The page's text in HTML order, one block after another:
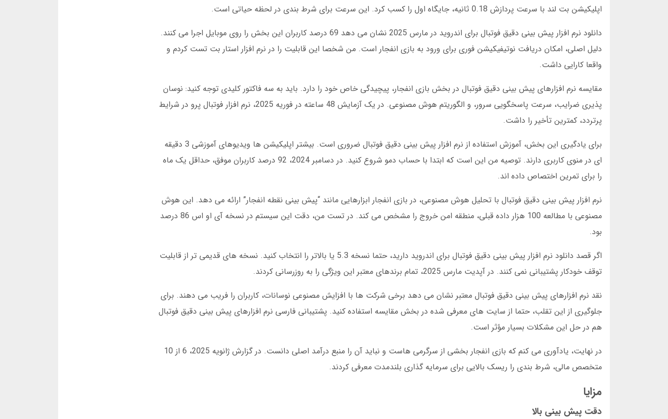
اپلیکیشن بت لند با سرعت پردازش 0.18 ثانیه، جایگاه اول را کسب کرد. این سرعت برای شرط بندی در لحظه حیاتی است.
دانلود نرم افزار پیش بینی دقیق فوتبال برای اندروید در مارس 2025 نشان می دهد 69 درصد کاربران این بخش را روی موبایل اجرا می کنند.
دلیل اصلی، امکان دریافت نوتیفیکیشن فوری برای ورود به بازی انفجار است. من شخصا این قابلیت را در نرم افزار استار بت تست کردم و
واقعا کارایی داشت.
مقایسه نرم افزارهای پیش بینی دقیق فوتبال در بخش بازی انفجار، پیچیدگی خاص خود را دارد. باید به سه فاکتور کلیدی توجه کنید: نوسان
پذیری ضرایب، سرعت پاسخگویی سرور، و الگوریتم هوش مصنوعی. در یک آزمایش 48 ساعته در فوریه 2025، نرم افزار فوتبال پرو در شرایط
پرتردد، کمترین تأخیر را داشت.
برای یادگیری این بخش، آموزش استفاده از نرم افزار پیش بینی دقیق فوتبال ضروری است. بیشتر اپلیکیشن ها ویدیوهای آموزشی 3 دقیقه
ای در منوی کاربری دارند. توصیه من این است که ابتدا با حساب دمو شروع کنید. در دسامبر 2024، 92 درصد کاربران موفق، حداقل یک ماه
را برای تمرین اختصاص داده اند.
نرم افزار پیش بینی دقیق فوتبال با تحلیل هوش مصنوعی، در بازی انفجار ابزارهایی مانند “پیش بینی نقطه انفجار” ارائه می دهد. این هوش
مصنوعی با مطالعه 100 هزار داده قبلی، منطقه امن خروج را مشخص می کند. در تست من، دقت این سیستم در نسخه آی او اس 86 درصد
بود.
اگر قصد دانلود نرم افزار پیش بینی دقیق فوتبال برای اندروید دارید، حتما نسخه 5.3 یا بالاتر را انتخاب کنید. نسخه های قدیمی تر از قابلیت
توقف خودکار پشتیبانی نمی کنند. در آپدیت مارس 2025، تمام برندهای معتبر این ویژگی را به روزرسانی کردند.
نقد نرم افزارهای پیش بینی دقیق فوتبال معتبر نشان می دهد برخی شرکت ها با افزایش مصنوعی نوسانات، کاربران را فریب می دهند. برای
جلوگیری از این تقلب، حتما از سایت های معرفی شده در بخش مقایسه استفاده کنید. پشتیبانی فارسی نرم افزارهای پیش بینی دقیق فوتبال
هم در حل این مشکلات بسیار مؤثر است.
در نهایت، یادآوری می کنم که بازی انفجار بخشی از سرگرمی هاست و نباید آن را منبع درآمد اصلی دانست. در گزارش ژانویه 2025، 6 از 10
متخصص مالی، شرط بندی را ریسک بالایی برای سرمایه گذاری بلندمدت معرفی کردند.
مزایا
دقت پیش بینی بالا